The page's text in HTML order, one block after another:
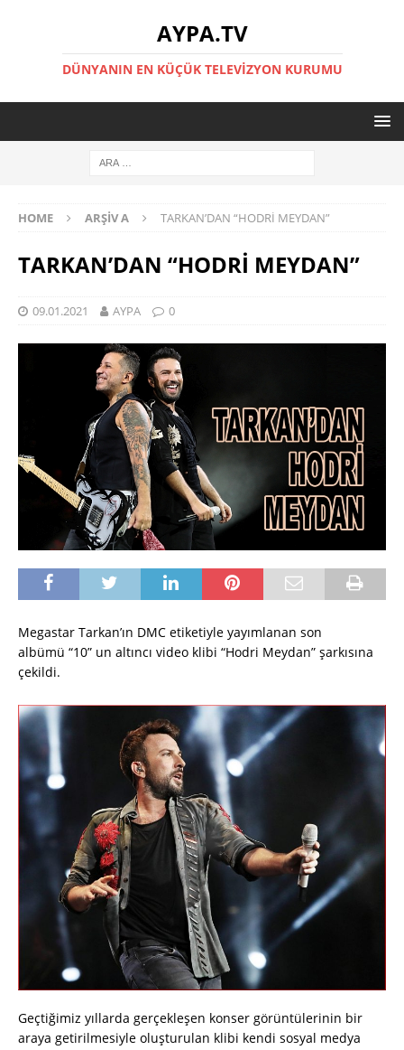
AYPA.TV
DÜNYANIN EN KÜÇÜK TELEVIZYON KURUMU
HOME ARŞIV A TARKAN’DAN “HODRİ MEYDAN”
TARKAN’DAN “HODRİ MEYDAN”
09.01.2021 AYPA 0
Megastar Tarkan’ın DMC etiketiyle yayımlanan son
albümü “10” un altıncı video klibi “Hodri Meydan” şarkısına
çekildi.
Geçtiğimiz yıllarda gerçekleşen konser görüntülerinin bir
araya getirilmesiyle oluşturulan klibi kendi sosyal medya